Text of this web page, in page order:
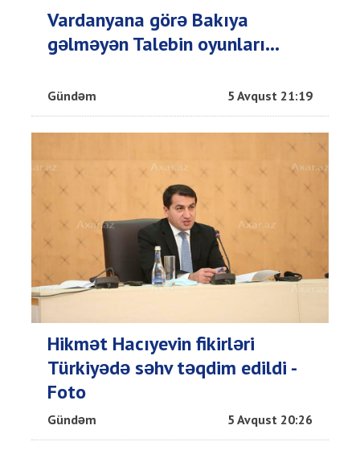
Vardanyana görə Bakıya
gəlməyən Talebin oyunları...
Gündəm 5 Avqust 21:19
Hikmət Hacıyevin fikirləri
Türkiyədə səhv təqdim edildi -
Foto
Gündəm 5 Avqust 20:26